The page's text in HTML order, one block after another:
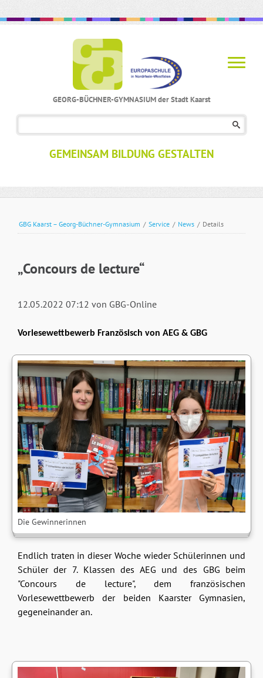
GEORG-BÜCHNER-GYMNASIUM der Stadt Kaarst
GEMEINSAM BILDUNG GESTALTEN
GBG Kaarst – Georg-Büchner-Gymnasium / Service / News / Details
„Concours de lecture“
12.05.2022 07:12 von GBG-Online
Vorlesewettbewerb Französisch von AEG & GBG
Die Gewinnerinnen
Endlich traten in dieser Woche wieder Schülerinnen und
Schüler der 7. Klassen des AEG und des GBG beim
"Concours de lecture", dem französischen
Vorlesewettbewerb der beiden Kaarster Gymnasien,
gegeneinander an.